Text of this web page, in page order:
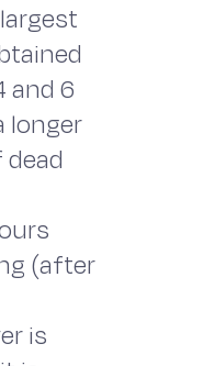
and 6
longer
(after
is